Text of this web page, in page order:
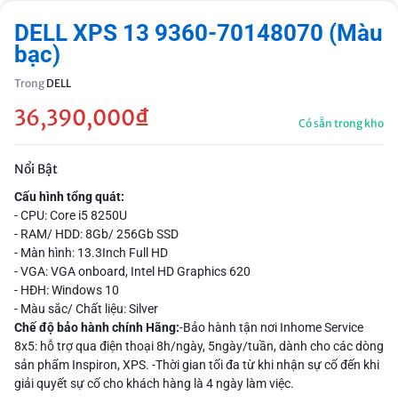
DELL XPS 13 9360-70148070 (Màu
bạc)
Trong DELL
36,390,000₫ Có sẵn trong kho
Nổi Bật
Cấu hình tổng quát:
- CPU: Core i5 8250U
- RAM/ HDD: 8Gb/ 256Gb SSD
- Màn hình: 13.3Inch Full HD
- VGA: VGA onboard, Intel HD Graphics 620
- HĐH: Windows 10
- Màu sắc/ Chất liệu: Silver
Chế độ bảo hành chính Hãng:-Bảo hành tận nơi Inhome Service
8x5: hỗ trợ qua điện thoại 8h/ngày, 5ngày/tuần, dành cho các dòng
sản phẩm Inspiron, XPS. -Thời gian tối đa từ khi nhận sự cố đến khi
giải quyết sự cố cho khách hàng là 4 ngày làm việc.